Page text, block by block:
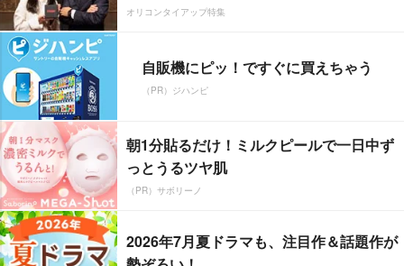
オリコンタイアップ特集
自販機にピッ！ですぐに買えちゃう
（PR）ジハンピ
朝1分貼るだけ！ミルクピールで一日中ず
っとうるツヤ肌
（PR）サボリーノ
2026年7月夏ドラマも、注目作＆話題作が